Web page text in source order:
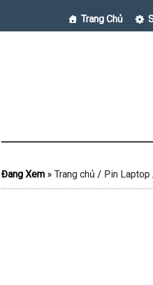
Trang Chủ
Đang Xem » Trang chủ / Pin Laptop